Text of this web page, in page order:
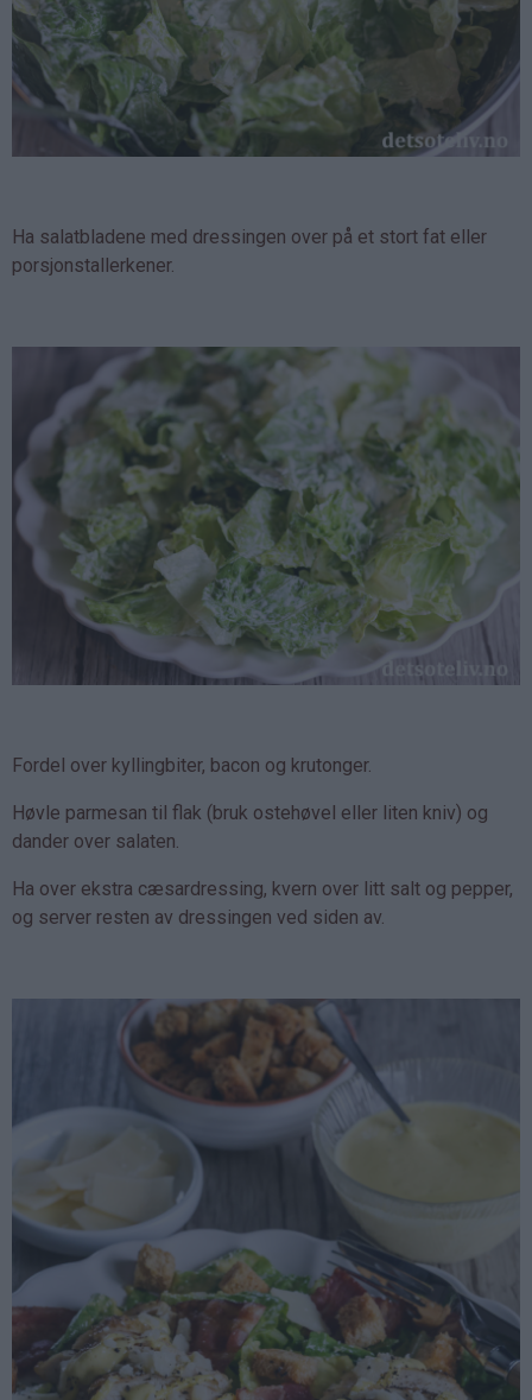
Ha salatbladene med dressingen over på et stort fat eller
porsjonstallerkener.
Fordel over kyllingbiter, bacon og krutonger.
Høvle parmesan til flak (bruk ostehøvel eller liten kniv) og
dander over salaten.
Ha over ekstra cæsardressing, kvern over litt salt og pepper,
og server resten av dressingen ved siden av.